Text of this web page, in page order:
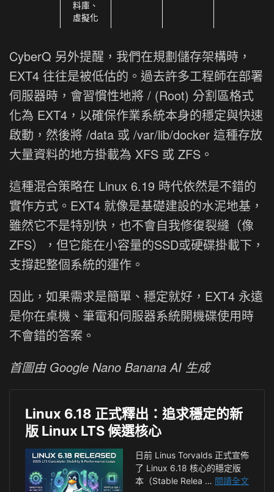
料庫、
虛擬化
CyberQ 另外提醒，我們在規劃儲存架構時，
EXT4 往往是被低估的。過去許多工程師在部署
伺服器時，會習慣性地將 / (Root) 分割區格式
化為 EXT4，以確保作業系統本身的穩定與快速
啟動，然後將 /data 或 /var/lib/docker 這種存放
大量資料的地方掛載為 XFS 或 ZFS。
這種混合策略在 Linux 6.19 時代依然是不錯的
實作方式。EXT4 就像是基礎建設的水泥地基，
雖然它不是特別快，也不會自我修復裂縫（像
ZFS），但它能在小容量的SSD或硬碟掛載下，
支撐起整個系統的運作。
因此，如果需求是簡單、穩定就好，EXT4 永遠
是你在桌機、筆電和伺服器系統開機碟使用時
不會錯的答案。
首圖由 Google Nano Banana AI 生成